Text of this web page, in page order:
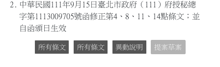
2. 中華民國111年9月15日臺北市政府（111）府授秘總
字第1113009705號函修正第4、8、11、14點條文；並
自函頒日生效
所有條文 所有條文 異動說明 提案草案